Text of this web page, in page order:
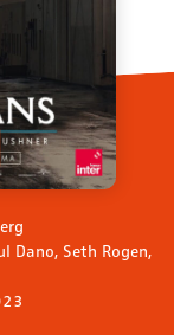
Dano, Seth Rogen,